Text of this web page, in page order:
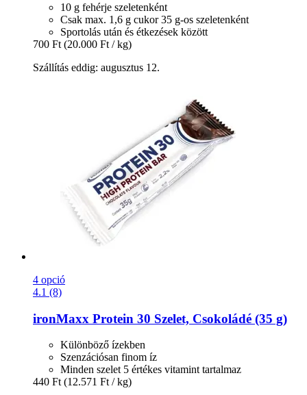
10 g fehérje szeletenként
Csak max. 1,6 g cukor 35 g-os szeletenként
Sportolás után és étkezések között
700 Ft (20.000 Ft / kg)
Szállítás eddig: augusztus 12.
4 opció
4.1 (8)
ironMaxx Protein 30 Szelet, Csokoládé (35 g)
Különböző ízekben
Szenzációsan finom íz
Minden szelet 5 értékes vitamint tartalmaz
440 Ft (12.571 Ft / kg)